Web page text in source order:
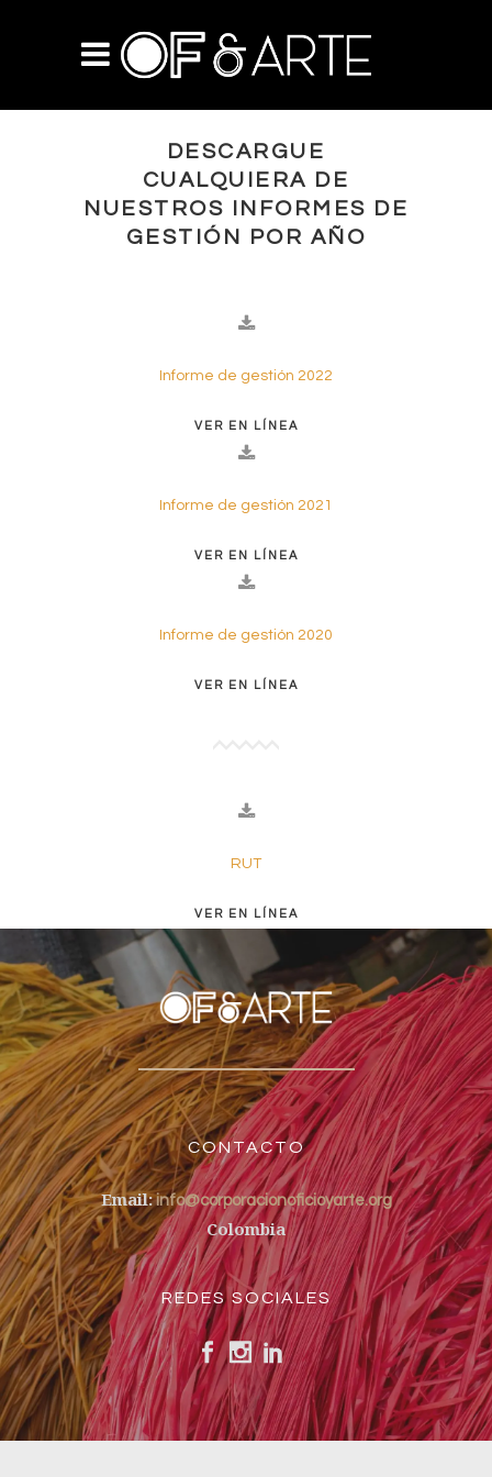
DESCARGUE
CUALQUIERA DE
NUESTROS INFORMES DE
GESTIÓN POR AÑO
Informe de gestión 2022
VER EN LÍNEA
Informe de gestión 2021
VER EN LÍNEA
Informe de gestión 2020
VER EN LÍNEA
RUT
VER EN LÍNEA
CONTACTO
Email:info@corporacionoficioyarte.org
Colombia
REDES SOCIALES